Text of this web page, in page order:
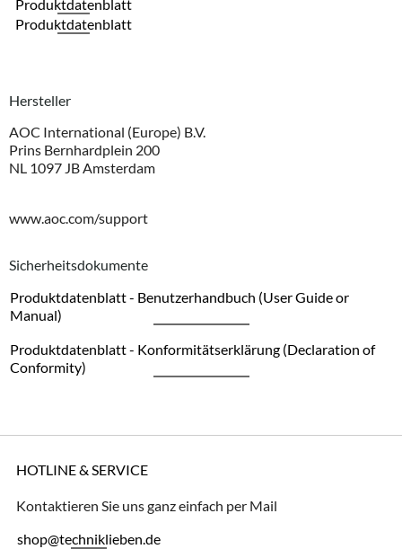
Produktdatenblatt
Produktdatenblatt
Hersteller
AOC International (Europe) B.V.
Prins Bernhardplein 200
NL 1097 JB Amsterdam
www.aoc.com/support
Sicherheitsdokumente
Produktdatenblatt - Benutzerhandbuch (User Guide or
Manual)
Produktdatenblatt - Konformitätserklärung (Declaration of
Conformity)
HOTLINE & SERVICE
Kontaktieren Sie uns ganz einfach per Mail
shop@techniklieben.de